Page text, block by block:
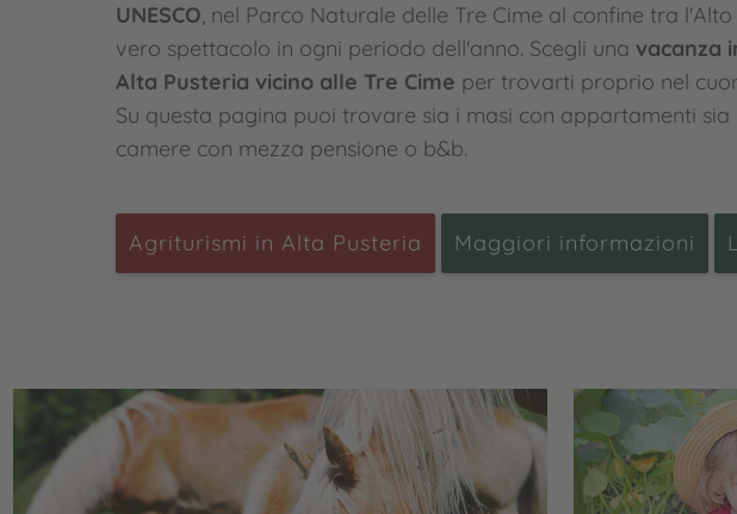
UNESCO, nel Parco Naturale delle Tre Cime al confine tra
vero spettacolo in ogni periodo dell'anno. Scegli una vacanza
Alta Pusteria vicino alle Tre Cime per trovarti proprio nel
Su questa pagina puoi trovare sia i masi con appartamenti
camere con mezza pensione o b&b.
Agriturismi in Alta Pusteria Maggiori informazioni